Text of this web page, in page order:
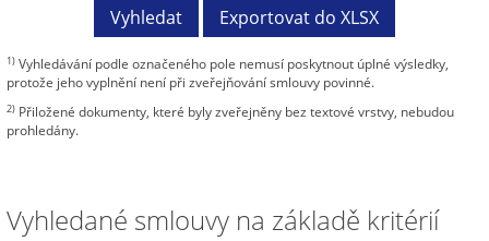
1) Vyhledávání podle označeného pole nemusí poskytnout úplné výsledky,
protože jeho vyplnění není při zveřejňování smlouvy povinné.
2) Přiložené dokumenty, které byly zveřejněny bez textové vrstvy, nebudou
prohledány.
Vyhledané smlouvy na základě kritérií